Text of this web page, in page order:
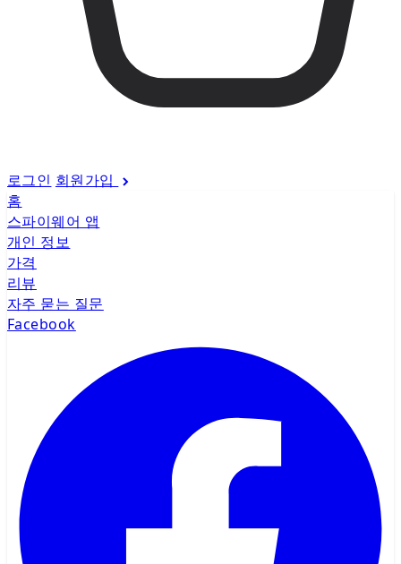
로그인 회원가입
홈
스파이웨어 앱
개인 정보
가격
리뷰
자주 묻는 질문
Facebook